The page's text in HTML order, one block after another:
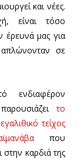
και νέες.
είναι τόσο
έρευνά μας για
απλώνονταν σε
ενδιαφέρον
το
τείχος
που
στην καρδιά της